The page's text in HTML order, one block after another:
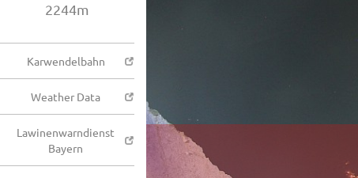
2244m
Karwendelbahn
Weather Data
Lawinenwarndienst
Bayern